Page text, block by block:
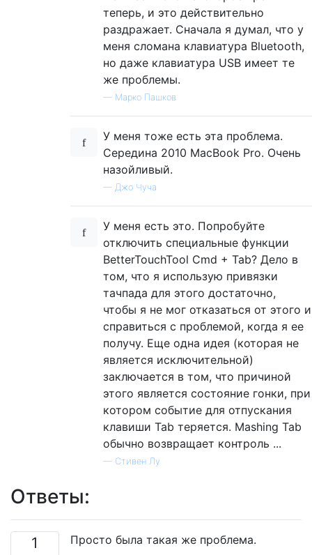
теперь, и это действительно
раздражает. Сначала я думал, что у
меня сломана клавиатура Bluetooth,
но даже клавиатура USB имеет те
же проблемы.
— Марко Пашков
У меня тоже есть эта проблема.
Середина 2010 MacBook Pro. Очень
назойливый.
— Джо Чуча
У меня есть это. Попробуйте
отключить специальные функции
BetterTouchTool Cmd + Tab? Дело в
том, что я использую привязки
тачпада для этого достаточно,
чтобы я не мог отказаться от этого и
справиться с проблемой, когда я ее
получу. Еще одна идея (которая не
является исключительной)
заключается в том, что причиной
этого является состояние гонки, при
котором событие для отпускания
клавиши Tab теряется. Mashing Tab
обычно возвращает контроль ...
— Стивен Лу
Ответы:
1
Просто была такая же проблема.